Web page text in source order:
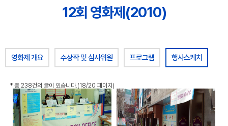
12회 영화제(2010)
영화제 개요 수상작 및 심사위원 프로그램 행사스케치
* 총 238건의 글이 있습니다.(18/20 페이지)